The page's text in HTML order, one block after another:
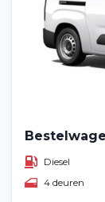
Diesel
4 deuren